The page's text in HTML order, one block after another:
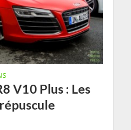
V10 Plus : Les